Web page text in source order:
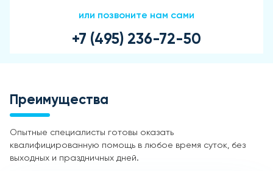
или позвоните нам сами
+7 (495) 236-72-50
Преимущества
Опытные специалисты готовы оказать
квалифицированную помощь в любое время суток, без
выходных и праздничных дней.